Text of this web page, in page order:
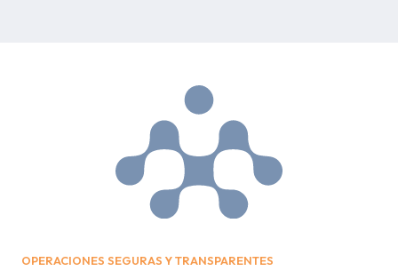
OPERACIONES SEGURAS Y TRANSPARENTES